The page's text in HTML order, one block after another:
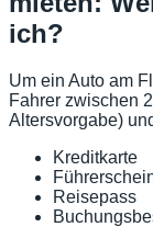
ich?
Um ein Auto am
Fahrer zwischen
Altersvorgabe)
Kreditkarte
Reisepass